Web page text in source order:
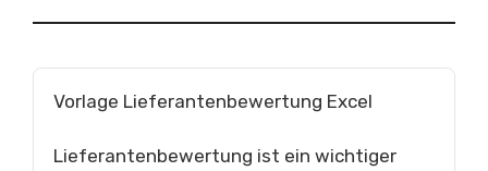
Vorlage Lieferantenbewertung Excel
Lieferantenbewertung ist ein wichtiger